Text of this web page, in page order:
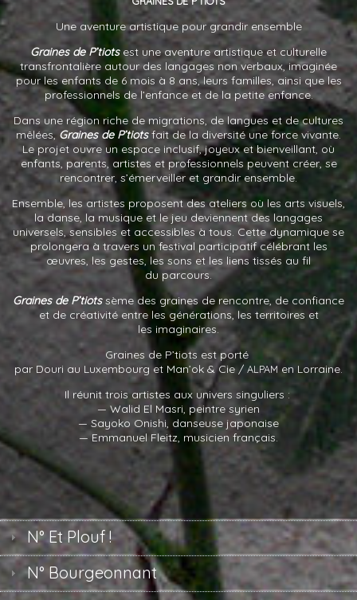
Une aventure artistique pour grandir ensemble
Graines de P’tiotsest une aventure artistique et culturelle
transfrontalière autour des langages non verbaux, imaginée
pour les enfants de 6 mois à 8 ans, leurs familles, ainsi que les
professionnels de l’enfance et de la petite enfance.
Dans une région riche de migrations, de langues et de cultures
mêlées,Graines de P’tiotsfait de la diversité une force vivante.
Le projet ouvre un espace inclusif, joyeux et bienveillant, où
enfants, parents, artistes et professionnels peuvent créer, se
rencontrer, s’émerveiller et grandir ensemble.
Ensemble, les artistes proposent des ateliers où les arts visuels,
la danse, la musique et le jeu deviennent des langages
universels, sensibles et accessibles à tous. Cette dynamique se
prolongera à travers un festival participatif célébrant les
œuvres, les gestes, les sons et les liens tissés au fil
du parcours.
Graines de P’tiotssème des graines de rencontre, de confiance
et de créativité entre les générations, les territoires et
les imaginaires.
Graines de P’tiots est porté
par Douri au Luxembourg et Man’ok &Cie / ALPAM en Lorraine.
Il réunit trois artistes aux univers singuliers :
— Walid El Masri, peintre syrien
— Sayoko Onishi, danseuse japonaise
— Emmanuel Fleitz, musicien français.
N° Et Plouf !
N° Bourgeonnant